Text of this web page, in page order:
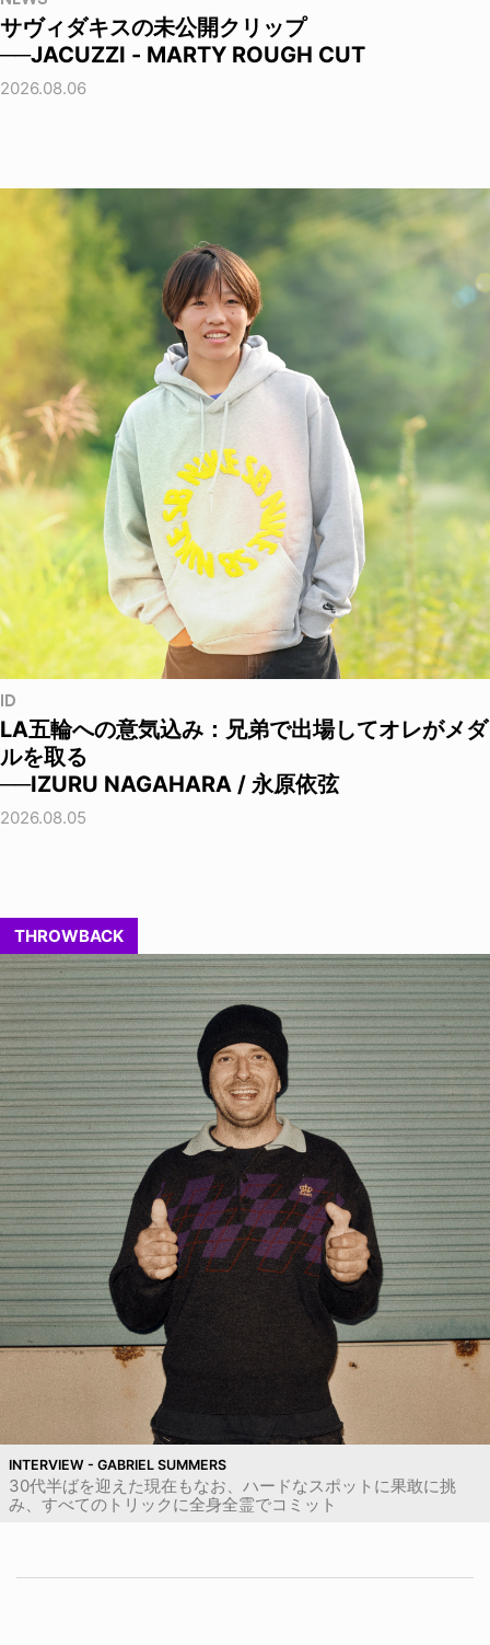
サヴィダキスの未公開クリップ
──JACUZZI - MARTY ROUGH CUT
2026.08.06
ID
LA五輪への意気込み：兄弟で出場してオレがメダ
ルを取る
──IZURU NAGAHARA / 永原依弦
2026.08.05
THROWBACK
INTERVIEW - GABRIEL SUMMERS
30代半ばを迎えた現在もなお、ハードなスポットに果敢に挑
み、すべてのトリックに全身全霊でコミット